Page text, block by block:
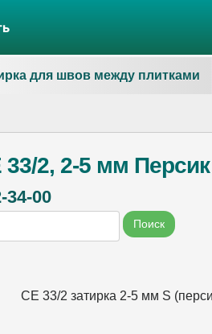
для швов между плитками
2, 2-5 мм Персик
34-00
Поиск
СЕ 33/2 затирка 2-5 мм S